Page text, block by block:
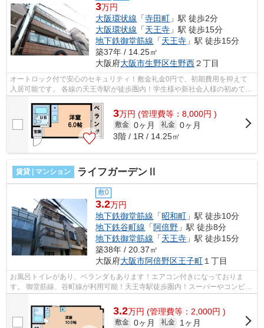
3万円
大阪環状線 「寺田町 」駅 徒歩2分
大阪環状線 「天王寺 」駅 徒歩15分
地下鉄御堂筋線 「天王寺 」駅 徒歩15分
築37年 / 14.25㎡
大阪府大阪市生野区生野西２丁目
オートロック付で安心のセキュリティ！敷金礼金0円で、初期費用を抑えて
入居可能です。 各線の天王寺駅が徒歩圏内！学生様や新社会人様の初めての
3万円 (管理費等：8,000円 )
敷金 0ヶ月 礼金 0ヶ月
3階 / 1R / 14.25㎡
賃貸 | マンション ライフガーデンⅡ
敷0
3.2万円
地下鉄御堂筋線 「昭和町 」駅 徒歩10分
地下鉄谷町線 「 阿倍野 」駅 徒歩8分
地下鉄御堂筋線 「天王寺 」駅 徒歩15分
築38年 / 20.37㎡
大阪府大阪市阿倍野区王子町 １丁目
お風呂トイレがあり、ベランダもあります！エアコン付きになっておりま
す。 御堂筋線、谷町線が利用可能！天王寺駅徒歩圏内！スーパーやコンビニ
3.2万円 (管理費等：2,000円 )
敷金 0ヶ月 礼金
1ヶ月